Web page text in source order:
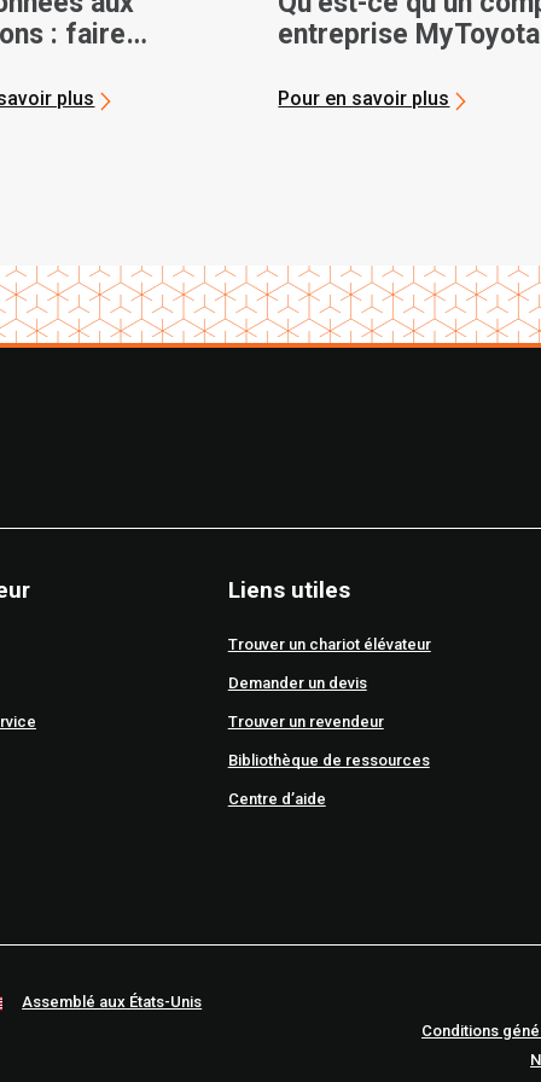
: faire
élévateurs
plus
entreprise
Pour en savoir plus
Liens utiles
Trouver un chariot élévateur
Demander un devis
Trouver un revendeur
Bibliothèque de ressources
Centre d’aide
Assemblé aux États-Unis
Conditions